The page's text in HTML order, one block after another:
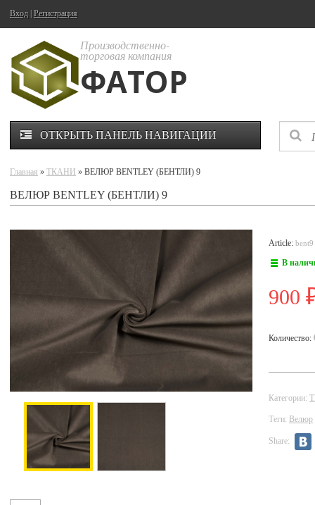
Вход Регистрация
Производственно-
торговая компания
ФАТОР
ОТКРЫТЬ ПАНЕЛЬ НАВИГАЦИИ
Главная » ТКАНИ » ВЕЛЮР BENTLEY (БЕНТЛИ) 9
ВЕЛЮР BENTLEY (БЕНТЛИ) 9
Article: bent9
В
900
Количество:
Категории:
Теги: Велюр
Share: